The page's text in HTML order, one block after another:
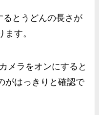
るとうどんの長さが
す。
メラをオンにすると
がはっきりと確認で